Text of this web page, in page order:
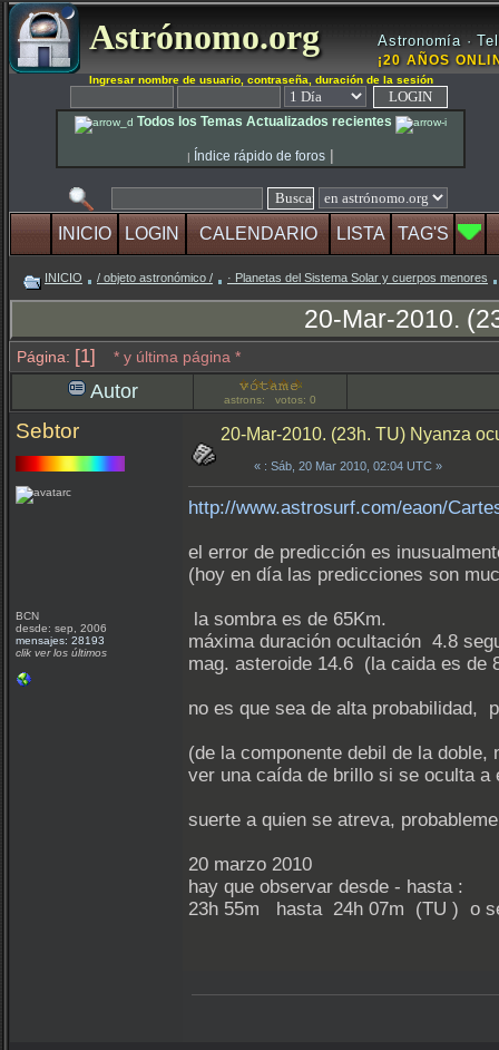
Astrónomo.org Astronomía ·
¡20 AÑOS
Ingresar nombre de usuario, contraseña, duración de la sesión
Todos los Temas Actualizados recientes
| Índice rápido de foros |
INICIO LOGIN CALENDARIO LISTA TAG'S
INICIO / objeto astronómico / · Planetas del Sistema Solar y cuerpos menores
20-Mar-2010.
Página: [1] * y última página *
Autor astrons: votos: 0
Sebtor
BCN
desde: sep, 2006
mensajes: 28193
clik ver los últimos
20-Mar-2010. (23h. TU) Nyanza
« : Sáb, 20 Mar 2010, 02:04 UTC »
http://www.astrosurf.com/eaon/
el error de predicción es
(hoy en día las predicciones son
la sombra es de 65Km.
máxima duración ocultación 4.8
mag. asteroide 14.6 (la caida es de
no es que sea de alta probabilidad,
(de la componente debil de la
ver una caída de brillo si se oculta a
suerte a quien se atreva,
20 marzo 2010
hay que observar desde - hasta :
23h 55m hasta 24h 07m (TU ) o